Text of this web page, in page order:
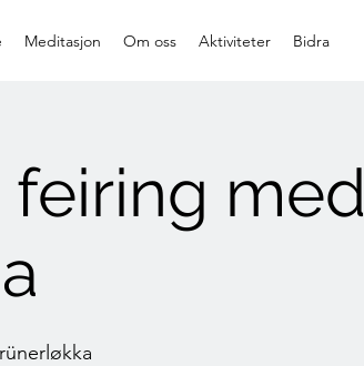
Meditasjon Om oss Aktiviteter Bidra
med